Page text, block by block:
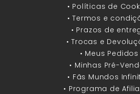
• Políticas de
• Termos e
• Prazos de
• Trocas e
• Meus Pedidos
• Minhas Pré-
• Fãs Mundos
• Programa de